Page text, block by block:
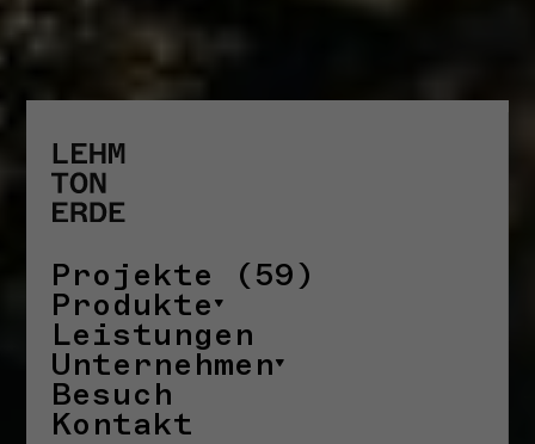
STORYS
Projekte (59)
Produkte
Leistungen
Unternehmen
Besuch
Kontakt